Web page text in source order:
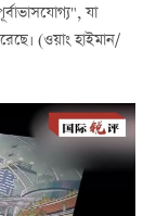
যা
(ওয়াং হাইমান/